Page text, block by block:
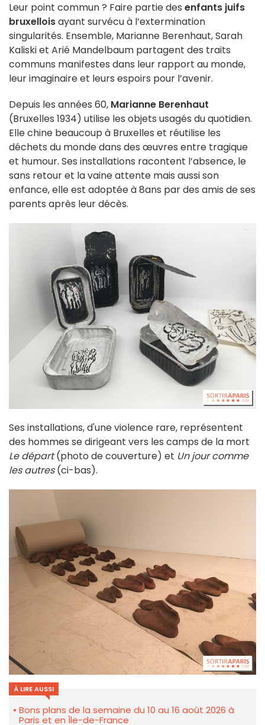
Leur point commun ? Faire partie des enfants juifs
bruxelloisayant survécu à l’extermination
singularités. Ensemble, Marianne Berenhaut, Sarah
Kaliski et Arié Mandelbaum partagent des traits
communs manifestes dans leur rapport au monde,
leur imaginaire et leurs espoirs pour l’avenir.
Depuis les années 60, Marianne Berenhaut
(Bruxelles 1934) utilise les objets usagés du quotidien.
Elle chine beaucoup à Bruxelles et réutilise les
déchets du monde dans des œuvres entre tragique
et humour. Ses installations racontent l’absence, le
sans retour et la vaine attente mais aussi son
enfance, elle est adoptée à 8ans par des amis de ses
parents après leur décès.
Ses installations, d'une violence rare, représentent
des hommes se dirigeant vers les camps de la mort
Le départ(photo de couverture) et Un jour comme
les autres(ci-bas).
À LIRE AUSSI
Bons plans de la semaine du 10 au 16 août 2026 à
Paris et en Île-de-France